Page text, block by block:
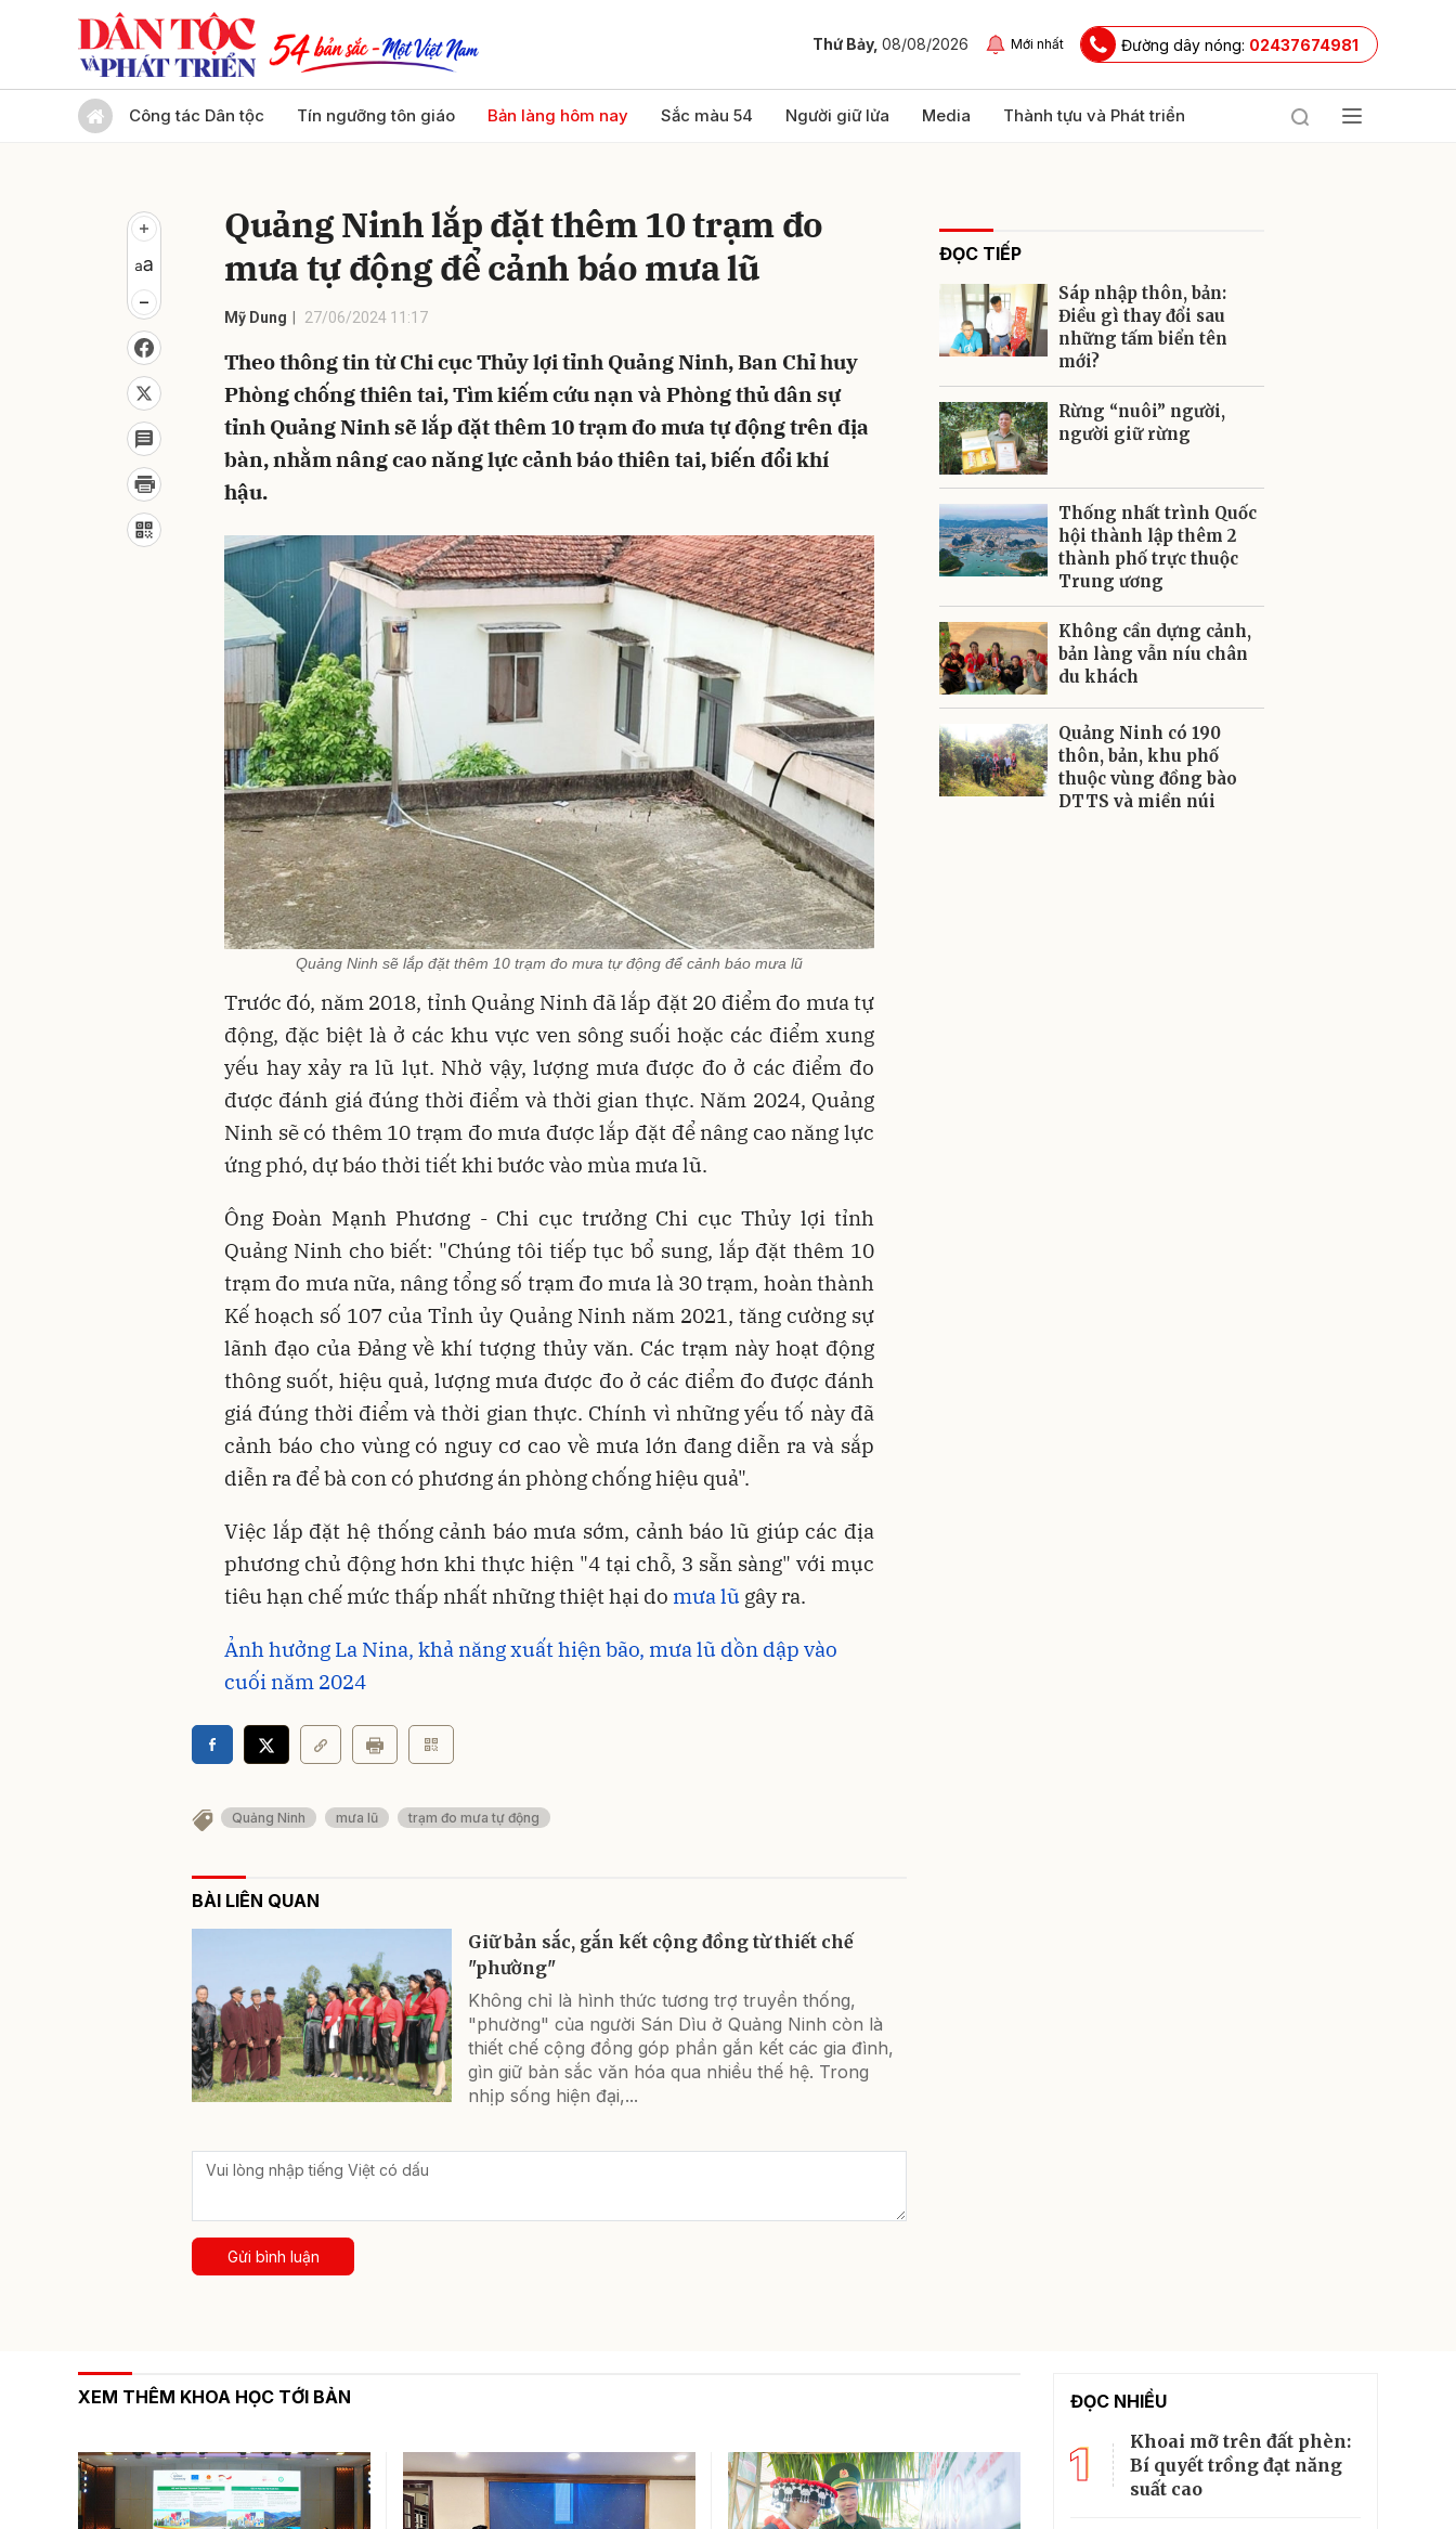
Thứ Bảy, 08/08/2026 Mới nhất Đường dây nóng: 02437674981
Công tác Dân tộc Tín ngưỡng tôn giáo Bản làng hôm nay Sắc màu 54 Người giữ lửa Media Thành tựu và Phát triển
Quảng Ninh lắp đặt thêm 10 trạm đo
mưa tự động để cảnh báo mưa lũ
Mỹ Dung 27/06/2024 11:17
Theo thông tin từ Chi cục Thủy lợi tỉnh Quảng Ninh, Ban Chỉ huy
Phòng chống thiên tai, Tìm kiếm cứu nạn và Phòng thủ dân sự
tỉnh Quảng Ninh sẽ lắp đặt thêm 10 trạm đo mưa tự động trên địa
bàn, nhằm nâng cao năng lực cảnh báo thiên tai, biến đổi khí
hậu.
Quảng Ninh sẽ lắp đặt thêm 10 trạm đo mưa tự động để cảnh báo mưa lũ
Trước đó, năm 2018, tỉnh Quảng Ninh đã lắp đặt 20 điểm đo mưa tự
động, đặc biệt là ở các khu vực ven sông suối hoặc các điểm xung
yếu hay xảy ra lũ lụt. Nhờ vậy, lượng mưa được đo ở các điểm đo
được đánh giá đúng thời điểm và thời gian thực. Năm 2024, Quảng
Ninh sẽ có thêm 10 trạm đo mưa được lắp đặt để nâng cao năng lực
ứng phó, dự báo thời tiết khi bước vào mùa mưa lũ.
Ông Đoàn Mạnh Phương - Chi cục trưởng Chi cục Thủy lợi tỉnh
Quảng Ninh cho biết: "Chúng tôi tiếp tục bổ sung, lắp đặt thêm 10
trạm đo mưa nữa, nâng tổng số trạm đo mưa là 30 trạm, hoàn thành
Kế hoạch số 107 của Tỉnh ủy Quảng Ninh năm 2021, tăng cường sự
lãnh đạo của Đảng về khí tượng thủy văn. Các trạm này hoạt động
thông suốt, hiệu quả, lượng mưa được đo ở các điểm đo được đánh
giá đúng thời điểm và thời gian thực. Chính vì những yếu tố này đã
cảnh báo cho vùng có nguy cơ cao về mưa lớn đang diễn ra và sắp
diễn ra để bà con có phương án phòng chống hiệu quả".
Việc lắp đặt hệ thống cảnh báo mưa sớm, cảnh báo lũ giúp các địa
phương chủ động hơn khi thực hiện "4 tại chỗ, 3 sẵn sàng" với mục
tiêu hạn chế mức thấp nhất những thiệt hại do mưa lũ gây ra.
Ảnh hưởng La Nina, khả năng xuất hiện bão, mưa lũ dồn dập vào
cuối năm 2024
Quảng Ninh mưa lũ trạm đo mưa tự động
BÀI LIÊN QUAN
Giữ bản sắc, gắn kết cộng đồng từ thiết chế
"phường"
Không chỉ là hình thức tương trợ truyền thống,
"phường" của người Sán Dìu ở Quảng Ninh còn là
thiết chế cộng đồng góp phần gắn kết các gia đình,
gìn giữ bản sắc văn hóa qua nhiều thế hệ. Trong
nhịp sống hiện đại,...
Gửi bình luận
ĐỌC TIẾP
Sáp nhập thôn, bản:
Điều gì thay đổi sau
những tấm biển tên
mới?
Rừng “nuôi” người,
người giữ rừng
Thống nhất trình Quốc
hội thành lập thêm 2
thành phố trực thuộc
Trung ương
Không cần dựng cảnh,
bản làng vẫn níu chân
du khách
Quảng Ninh có 190
thôn, bản, khu phố
thuộc vùng đồng bào
DTTS và miền núi
XEM THÊM KHOA HỌC TỚI BẢN ĐỌC NHIỀU
1
Khoai mỡ trên đất phèn:
Bí quyết trồng đạt năng
suất cao
Gửi bình luận
Hủy Gửi